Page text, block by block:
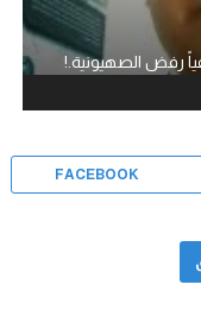
رفض الصهيونية.!
FACEBOOK